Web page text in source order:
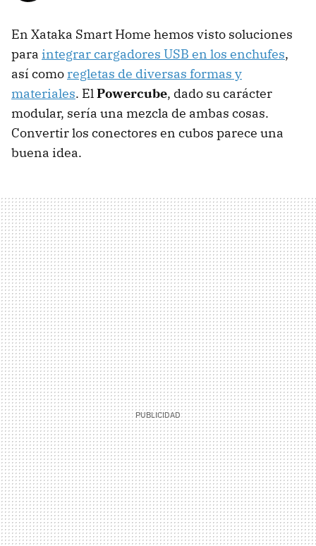
En Xataka Smart Home hemos visto soluciones
para integrar cargadores USB en los enchufes,
así como regletas de diversas formas y
materiales. ElPowercube, dado su carácter
modular, sería una mezcla de ambas cosas.
Convertir los conectores en cubos parece una
buena idea.